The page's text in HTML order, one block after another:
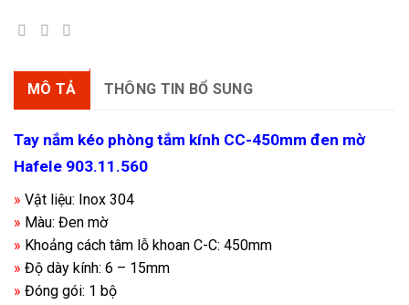
MÔ TẢ THÔNG TIN BỔ SUNG
Tay nắm kéo phòng tắm kính CC-450mm đen mờ
Hafele 903.11.560
» Vật liệu: Inox 304
» Màu: Đen mờ
» Khoảng cách tâm lỗ khoan C-C: 450mm
» Độ dày kính: 6 – 15mm
» Đóng gói: 1 bộ